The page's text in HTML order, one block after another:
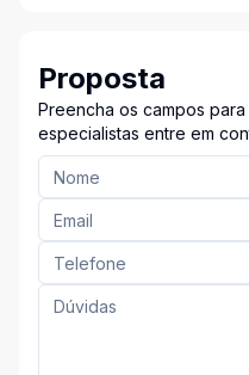
Proposta
Preencha os campos
especialistas entre em